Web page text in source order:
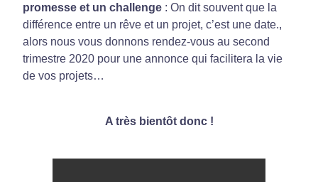
promesse et un challenge : On dit souvent que la
différence entre un rêve et un projet, c’est une date.,
alors nous vous donnons rendez-vous au second
trimestre 2020 pour une annonce qui facilitera la vie
de vos projets…
A très bientôt donc !